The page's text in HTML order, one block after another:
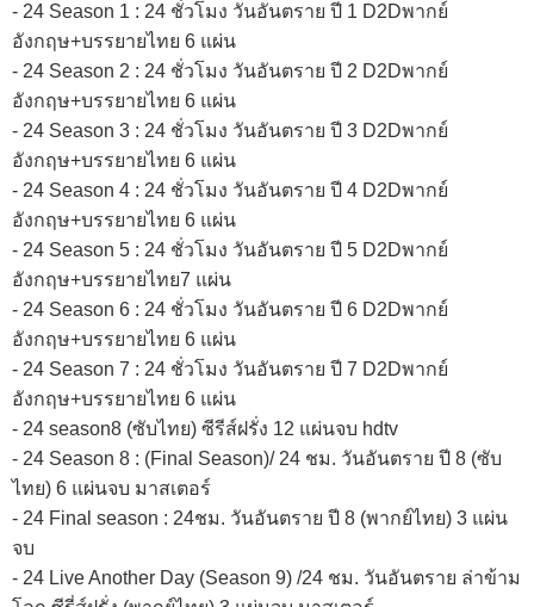
- 24 Season 1 : 24 ชั่วโมง วันอันตราย ปี 1 D2Dพากย์
อังกฤษ+บรรยายไทย 6 แผ่น
- 24 Season 2 : 24 ชั่วโมง วันอันตราย ปี 2 D2Dพากย์
อังกฤษ+บรรยายไทย 6 แผ่น
- 24 Season 3 : 24 ชั่วโมง วันอันตราย ปี 3 D2Dพากย์
อังกฤษ+บรรยายไทย 6 แผ่น
- 24 Season 4 : 24 ชั่วโมง วันอันตราย ปี 4 D2Dพากย์
อังกฤษ+บรรยายไทย 6 แผ่น
- 24 Season 5 : 24 ชั่วโมง วันอันตราย ปี 5 D2Dพากย์
อังกฤษ+บรรยายไทย7 แผ่น
- 24 Season 6 : 24 ชั่วโมง วันอันตราย ปี 6 D2Dพากย์
อังกฤษ+บรรยายไทย 6 แผ่น
- 24 Season 7 : 24 ชั่วโมง วันอันตราย ปี 7 D2Dพากย์
อังกฤษ+บรรยายไทย 6 แผ่น
- 24 season8 (ซับไทย) ซีรีส์ฝรั่ง 12 แผ่นจบ hdtv
- 24 Season 8 : (Final Season)/ 24 ชม. วันอันตราย ปี 8 (ซับ
ไทย) 6 แผ่นจบ มาสเตอร์
- 24 Final season : 24ชม. วันอันตราย ปี 8 (พากย์ไทย) 3 แผ่น
จบ
- 24 Live Another Day (Season 9) /24 ชม. วันอันตราย ล่าข้าม